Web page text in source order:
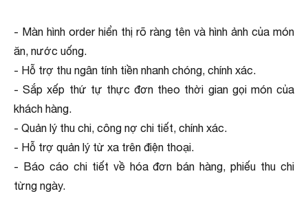
- Màn hình order hiển thị rõ ràng tên và hình ảnh của món
ăn, nước uống.
- Hỗ trợ thu ngân tính tiền nhanh chóng, chính xác.
- Sắp xếp thứ tự thực đơn theo thời gian gọi món của
khách hàng.
- Quản lý thu chi, công nợ chi tiết, chính xác.
- Hỗ trợ quản lý từ xa trên điện thoại.
- Báo cáo chi tiết về hóa đơn bán hàng, phiếu thu chi
từng ngày.